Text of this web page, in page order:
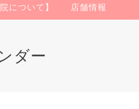
院について】 店舗情報
ダー